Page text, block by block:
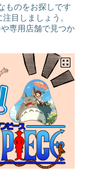
ものをお探しです
目しましょう。
専用店舗で見つか